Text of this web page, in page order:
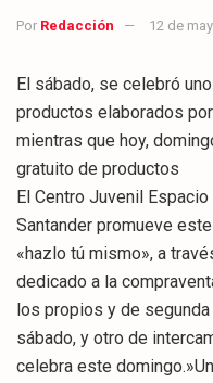
Por Redacción 12 de
El sábado, se celebró
productos elaborados
mientras que hoy,
gratuito de productos
El Centro Juvenil
Santander promueve
«hazlo tú mismo», a
dedicado a la
los propios y de
sábado, y otro de
celebra este